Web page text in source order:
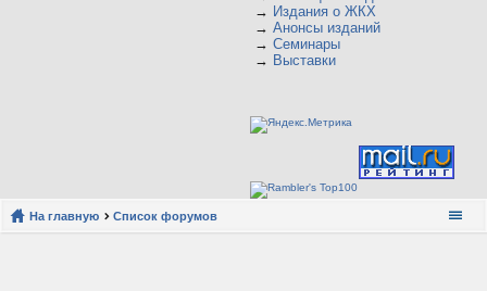
→ Издания о ЖКХ
→ Анонсы изданий
→ Семинары
→ Выставки
На главную Список форумов